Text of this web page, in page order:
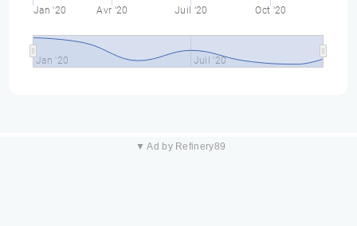
Jan '20 Avr '20 Juil '20 Oct '20
Jan '20 Juil '20
▼ Ad by Refinery89